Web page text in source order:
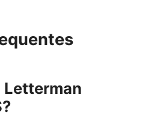
Letterman